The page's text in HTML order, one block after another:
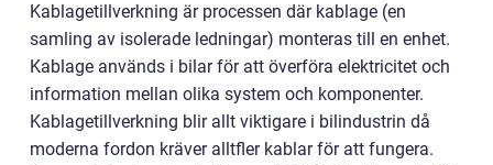
Kablagetillverkning är processen där kablage (en
samling av isolerade ledningar) monteras till en enhet.
Kablage används i bilar för att överföra elektricitet och
information mellan olika system och komponenter.
Kablagetillverkning blir allt viktigare i bilindustrin då
moderna fordon kräver alltfler kablar för att fungera.